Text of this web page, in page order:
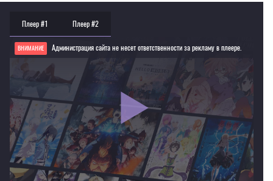
Плеер #1 Плеер #2
ВНИМАНИЕ Администрация сайта не несет ответственности за рекламу в плеере.
Если видео не работает, обновите страницу или выберите другой плеер!
Для просмотра некоторых аниме необходимо установить VPN
Текущее воспроизведение：Дека-данс